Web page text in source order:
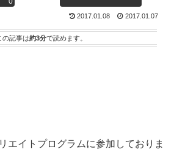
2017.01.08 2017.01.07
の記事は約3分で読めます。
エイトプログラムに参加しておりま